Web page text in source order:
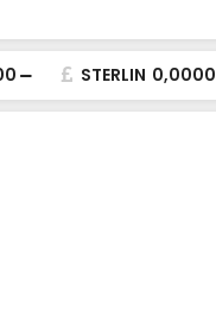
STERLIN 0,0000